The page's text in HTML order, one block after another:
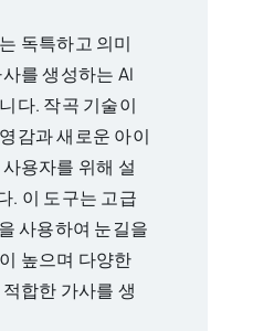
독특하고 의미
를 생성하는 AI
다. 작곡 기술이
감과 새로운 아이
용자를 위해 설
. 이 도구는 고급
사용하여 눈길을
높으며 다양한
합한 가사를 생